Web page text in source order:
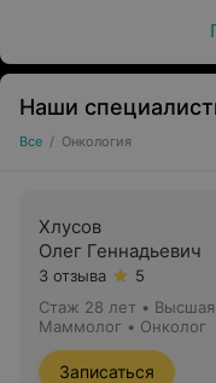
Наши
Все / Онкология
Хлусов
Олег Геннадьевич
3 отзыва
5
Стаж 28 лет • Высшая
Маммолог • Онколог
Записаться